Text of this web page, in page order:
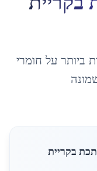
ביותר על חומרי
בקריית